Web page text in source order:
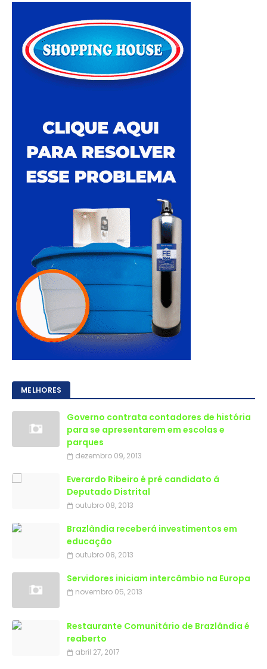
MELHORES
Governo contrata contadores de história
para se apresentarem em escolas e
parques
dezembro 09, 2013
Everardo Ribeiro é pré candidato á
Deputado Distrital
outubro 08, 2013
Brazlândia receberá investimentos em
educação
outubro 08, 2013
Servidores iniciam intercâmbio na Europa
novembro 05, 2013
Restaurante Comunitário de Brazlândia é
reaberto
abril 27, 2017